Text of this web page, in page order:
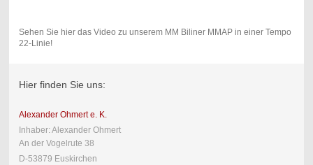
Sehen Sie hier das Video zu unserem MM Biliner MMAP in einer Tempo
22-Linie!
Hier finden Sie uns:
Alexander Ohmert e. K.
Inhaber: Alexander Ohmert
An der Vogelrute 38
D-53879 Euskirchen